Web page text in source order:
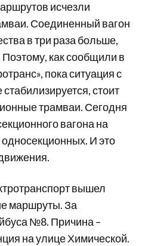
исчезли
Соединенный вагон
в три раза больше,
как сообщили в
пока ситуация с
стоит
трамваи. Сегодня
вагона на
И это
вышел
маршруты. За
№8. Причина –
на улице Химической.